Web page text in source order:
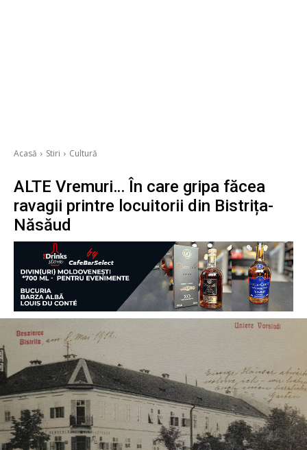
Acasă Stiri Cultură
ALTE Vremuri… În care gripa făcea
ravagii printre locuitorii din Bistrița-
Năsăud